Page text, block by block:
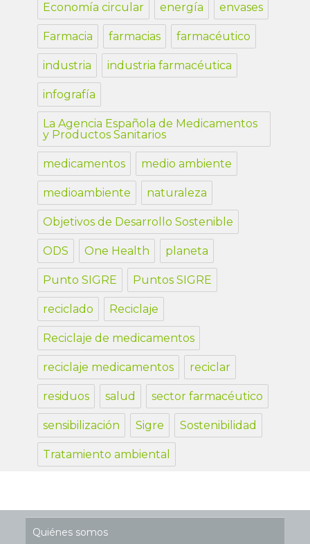
Economía circular energía envases
Farmacia farmacias farmacéutico
industria industria farmacéutica
infografía
La Agencia Española de Medicamentos
y Productos Sanitarios
medicamentos medio ambiente
medioambiente naturaleza
Objetivos de Desarrollo Sostenible
ODS One Health planeta
Punto SIGRE Puntos SIGRE
reciclado Reciclaje
Reciclaje de medicamentos
reciclaje medicamentos reciclar
residuos salud sector farmacéutico
sensibilización Sigre Sostenibilidad
Tratamiento ambiental
Quiénes somos